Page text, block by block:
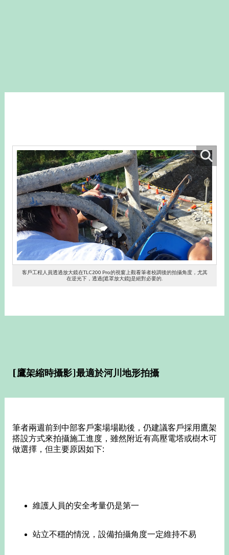
客戶工程人員透過放大鏡在TLC200 Pro的視窗上觀看筆者校調後的拍攝角度，尤其
在逆光下，透過[遮罩放大鏡]是絕對必要的.
[鷹架縮時攝影]最適於河川地形拍攝
筆者兩週前到中部客戶案場場勘後，仍建議客戶採用鷹架
搭設方式來拍攝施工進度，雖然附近有高壓電塔或樹木可
做選擇，但主要原因如下:
維護人員的安全考量仍是第一
站立不穩的情況，設備拍攝角度一定維持不易